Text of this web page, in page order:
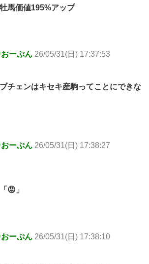
馬価値195%アップ
ーぷん 26/05/31(日) 17:37:53
チェンはキセキ産駒ってことにできな
ーぷん 26/05/31(日) 17:38:27
😡」
ーぷん 26/05/31(日) 17:38:10